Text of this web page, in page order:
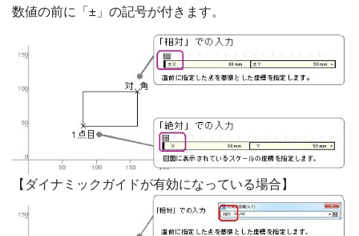
数値の前に「±」の記号が付きます。
【ダイナミックガイドが有効になっている場合】